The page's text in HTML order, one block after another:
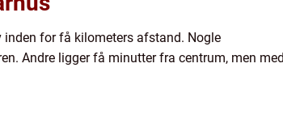
inden for få kilometers afstand. Nogle
Andre ligger få minutter fra centrum, men